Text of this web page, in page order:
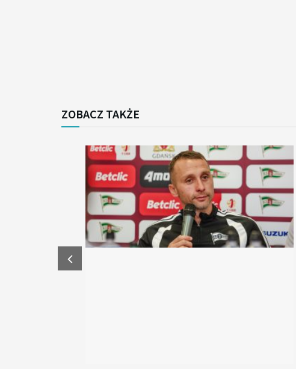
ZOBACZ TAKŻE